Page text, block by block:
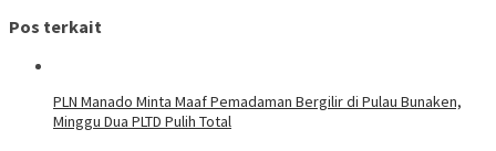
Pos terkait
PLN Manado Minta Maaf Pemadaman Bergilir di Pulau Bunaken,
Minggu Dua PLTD Pulih Total